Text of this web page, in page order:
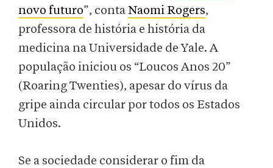
novo futuro”, conta Naomi Rogers,
professora de história e história da
medicina na Universidade de Yale. A
população iniciou os “Loucos Anos 20”
(Roaring Twenties), apesar do vírus da
gripe ainda circular por todos os Estados
Unidos.
Se a sociedade considerar o fim da